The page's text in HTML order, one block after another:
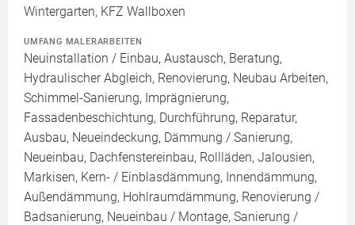
Wintergarten, KFZ Wallboxen
UMFANG MALERARBEITEN
Neuinstallation / Einbau, Austausch, Beratung,
Hydraulischer Abgleich, Renovierung, Neubau Arbeiten,
Schimmel-Sanierung, Imprägnierung,
Fassadenbeschichtung, Durchführung, Reparatur,
Ausbau, Neueindeckung, Dämmung / Sanierung,
Neueinbau, Dachfenstereinbau, Rollläden, Jalousien,
Markisen, Kern- / Einblasdämmung, Innendämmung,
Außendämmung, Hohlraumdämmung, Renovierung /
Badsanierung, Neueinbau / Montage, Sanierung /